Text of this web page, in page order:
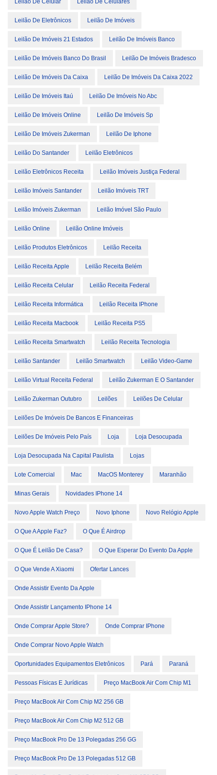
Leilão De Celular Leilão De Celulares
Leilão De Eletrônicos Leilão De Imóveis
Leilão De Imóveis 21 Estados Leilão De Imóveis Banco
Leilão De Imóveis Banco Do Brasil Leilão De Imóveis Bradesco
Leilão De Imóveis Da Caixa Leilão De Imóveis Da Caixa 2022
Leilão De Imóveis Itaú Leilão De Imóveis No Abc
Leilão De Imóveis Online Leilão De Imóveis Sp
Leilão De Imóveis Zukerman Leilão De Iphone
Leilão Do Santander Leilão Eletrônicos
Leilão Eletrônicos Receita Leilão Imóveis Justiça Federal
Leilão Imóveis Santander Leilão Imóveis TRT
Leilão Imóveis Zukerman Leilão Imóvel São Paulo
Leilão Online Leilão Online Imóveis
Leilão Produtos Eletrônicos Leilão Receita
Leilão Receita Apple Leilão Receita Belém
Leilão Receita Celular Leilão Receita Federal
Leilão Receita Informática Leilão Receita IPhone
Leilão Receita Macbook Leilão Receita PS5
Leilão Receita Smartwatch Leilão Receita Tecnologia
Leilão Santander Leilão Smartwatch Leilão Video-Game
Leilão Virtual Receita Federal Leilão Zukerman E O Santander
Leilão Zukerman Outubro Leilões Leilões De Celular
Leilões De Imóveis De Bancos E Financeiras
Leilões De Imóveis Pelo País Loja Loja Desocupada
Loja Desocupada Na Capital Paulista Lojas
Lote Comercial Mac MacOS Monterey Maranhão
Minas Gerais Novidades IPhone 14
Novo Apple Watch Preço Novo Iphone Novo Relógio Apple
O Que A Apple Faz? O Que É Airdrop
O Que É Leilão De Casa? O Que Esperar Do Evento Da Apple
O Que Vende A Xiaomi Ofertar Lances
Onde Assistir Evento Da Apple
Onde Assistir Lançamento IPhone 14
Onde Comprar Apple Store? Onde Comprar IPhone
Onde Comprar Novo Apple Watch
Oportunidades Equipamentos Eletrônicos Pará Paraná
Pessoas Físicas E Jurídicas Preço MacBook Air Com Chip M1
Preço MacBook Air Com Chip M2 256 GB
Preço MacBook Air Com Chip M2 512 GB
Preço MacBook Pro De 13 Polegadas 256 GG
Preço MacBook Pro De 13 Polegadas 512 GB